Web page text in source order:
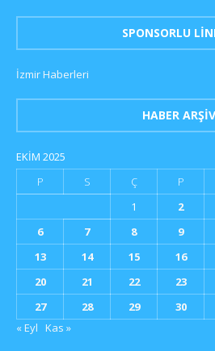
SPONSORLU
İzmir Haberleri
HABER
EKIM 2025
P
S Ç P
1
2
6
7 8 9
13
14 15 16
20
21 22 23
27
28 29 30
« Eyl Kas »